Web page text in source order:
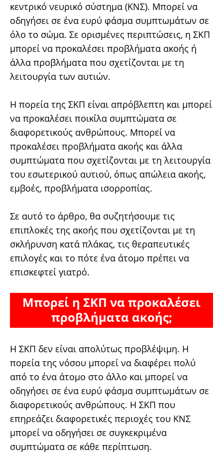
κεντρικό νευρικό σύστημα (ΚΝΣ). Μπορεί να
οδηγήσει σε ένα ευρύ φάσμα συμπτωμάτων σε
όλο το σώμα. Σε ορισμένες περιπτώσεις, η ΣΚΠ
μπορεί να προκαλέσει προβλήματα ακοής ή
άλλα προβλήματα που σχετίζονται με τη
λειτουργία των αυτιών.
Η πορεία της ΣΚΠ είναι απρόβλεπτη και μπορεί
να προκαλέσει ποικίλα συμπτώματα σε
διαφορετικούς ανθρώπους. Μπορεί να
προκαλέσει προβλήματα ακοής και άλλα
συμπτώματα που σχετίζονται με τη λειτουργία
του εσωτερικού αυτιού, όπως απώλεια ακοής,
εμβοές, προβλήματα ισορροπίας.
Σε αυτό το άρθρο, θα συζητήσουμε τις
επιπλοκές της ακοής που σχετίζονται με τη
σκλήρυνση κατά πλάκας, τις θεραπευτικές
επιλογές και το πότε ένα άτομο πρέπει να
επισκεφτεί γιατρό.
Μπορεί η ΣΚΠ να προκαλέσει
προβλήματα ακοής;
Η ΣΚΠ δεν είναι απολύτως προβλέψιμη. Η
πορεία της νόσου μπορεί να διαφέρει πολύ
από το ένα άτομο στο άλλο και μπορεί να
οδηγήσει σε ένα ευρύ φάσμα συμπτωμάτων σε
διαφορετικούς ανθρώπους. Η ΣΚΠ που
επηρεάζει διαφορετικές περιοχές του ΚΝΣ
μπορεί να οδηγήσει σε συγκεκριμένα
συμπτώματα σε κάθε περίπτωση.